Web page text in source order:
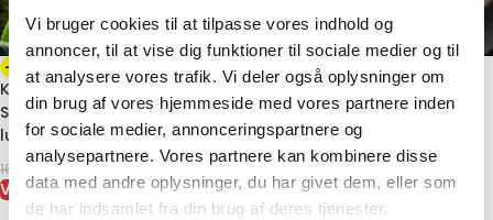
Vi bruger cookies til at tilpasse vores indhold og
annoncer, til at vise dig funktioner til sociale medier og til
at analysere vores trafik. Vi deler også oplysninger om
din brug af vores hjemmeside med vores partnere inden
for sociale medier, annonceringspartnere og
analysepartnere. Vores partnere kan kombinere disse
data med andre oplysninger, du har givet dem, eller som
de har indsamlet fra din brug af deres tjenester.
-41%
Krogmodnet Gorilla Steak fra
Sydamerika – 450 g saftig
luksusbøf
169,00 kr. 99,00kr.
VIS VARE
-40%
Cowboy Steak – Kornfodret,
900-1100gr
429,00 kr. 259,00
VIS VARE